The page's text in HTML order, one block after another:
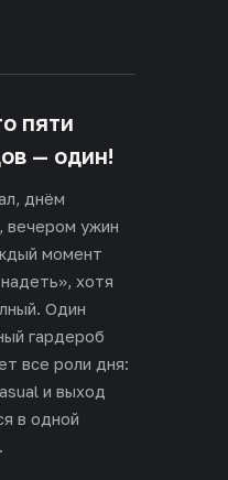
пяти
— один!
днём
вечером ужин
момент
хотя
Один
гардероб
все роли дня:
и выход
в одной